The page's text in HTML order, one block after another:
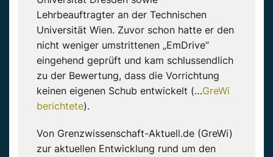
Lehrbeauftragter an der Technischen
Universität Wien. Zuvor schon hatte er den
nicht weniger umstrittenen „EmDrive“
eingehend geprüft und kam schlussendlich
zu der Bewertung, dass die Vorrichtung
keinen eigenen Schub entwickelt (…GreWi
berichtete).
Von Grenzwissenschaft-Aktuell.de (GreWi)
zur aktuellen Entwicklung rund um den